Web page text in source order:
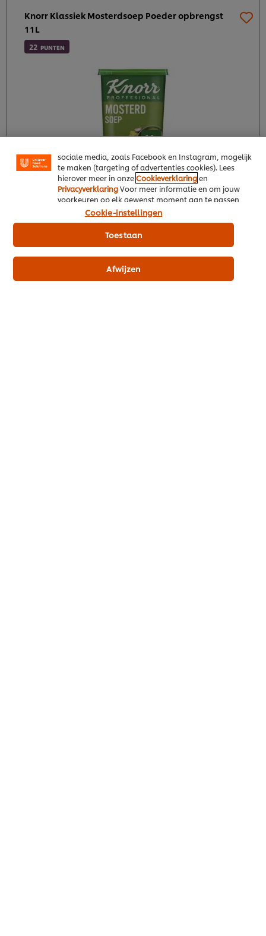
Knorr Klassiek Mosterdsoep Poeder opbrengst
11L
22 PUNTEN
Eenheid 1 x 1,1 kg
€ 21,71
Eenheid 6 x 1,1 kg
€ 130,28
Prijsindicatie excl. BTW (Je betaalt je eigen prijs via je eigen grossier)
In winkelmand
Wij en geselecteerde derde partijen gebruiken cookies
verzamelen en te verwerken, waaronder jouw IP-
adres, apparaattype, surfgedrag en unieke
identificatiegegevens. Sommige hiervan zijn strikt
noodzakelijke cookies die vereist zijn om de website te
laten functioneren. We gebruiken ook optionele
cookies van onszelf en derden om de prestaties van
onze website te analyseren (prestatiecookies) en om
sociale media, zoals Facebook en Instagram, mogelijk
te maken (targeting of advertenties cookies). Lees
hierover meer in onzeCookieverklaringen
PrivacyverklaringVoor meer informatie en om jouw
voorkeuren op elk gewenst moment aan te passen,
klik op Cookie-instellingen.
Cookie-instellingen
Afwijzen
Toestaan